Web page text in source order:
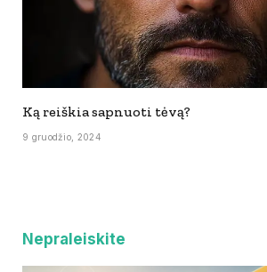
Ką reiškia sapnuoti tėvą?
9 gruodžio, 2024
Nepraleiskite